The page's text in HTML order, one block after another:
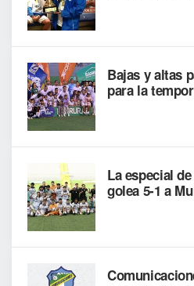
Bajas y altas
para la
La especial
golea 5-1 a